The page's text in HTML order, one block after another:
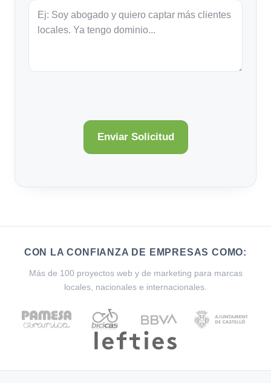
CON LA CONFIANZA DE EMPRESAS COMO:
Más de 100 proyectos web y de marketing para marcas
locales, nacionales e internacionales.